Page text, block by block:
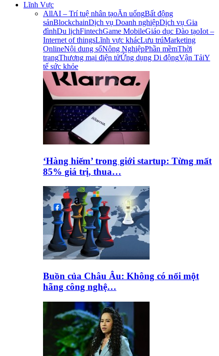
Lĩnh Vực
AllAI – Trí tuệ nhân tạoĂn uốngBất động
sảnBlockchainDịch vụ Doanh nghiệpDịch vụ Gia
đìnhDu lịchFintechGame MobileGiáo dục Đào tạoIot –
Internet of thingsLĩnh vực khácLưu trúMarketing
OnlineNội dung sốNông NghiệpPhần mềmThời
trangThương mại điện tửỨng dụng Di độngVận TảiY
tế sức khỏe
‘Hàng hiếm’ trong giới startup: Từng mất
85% giá trị, thua…
Buồn của Châu Âu: Không có nổi một
hãng công nghệ…